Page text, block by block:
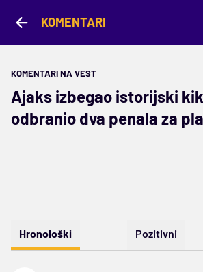
KOMENTARI
KOMENTARI NA VEST
Ajaks izbegao istorijski
odbranio dva penala za
Hronološki Pozitivni